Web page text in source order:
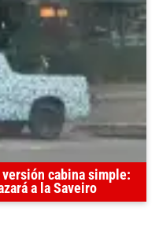
versión cabina simple:
a la Saveiro